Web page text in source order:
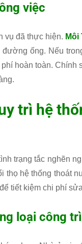
việc
vụ đã thực hiện.
ống. Nếu
hoàn toàn. Chính
trì hệ
trạng tắc nghẽn
thọ hệ thống thoát
tiết kiệm chi phí
loại công